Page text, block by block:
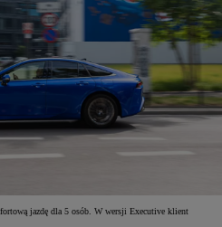
jazdę dla 5 osób. W wersji Executive klient